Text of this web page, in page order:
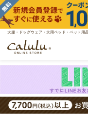
犬服・ドッグウェア・犬用ベッド・ペット用